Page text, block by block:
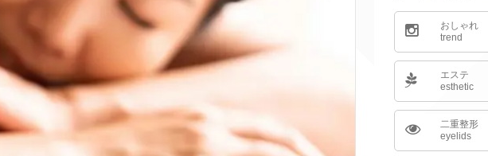
おしゃれ
trend
エステ
esthetic
二重整形
eyelids